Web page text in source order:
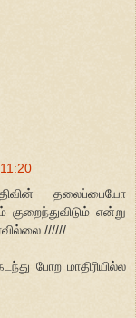
தலைப்பையோ
என்று
போற மாதிரியில்ல